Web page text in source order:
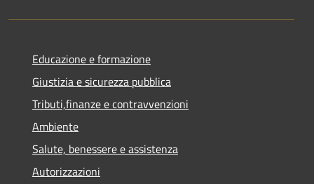
Educazione e formazione
Giustizia e sicurezza pubblica
Tributi,finanze e contravvenzioni
Ambiente
Salute, benessere e assistenza
Autorizzazioni